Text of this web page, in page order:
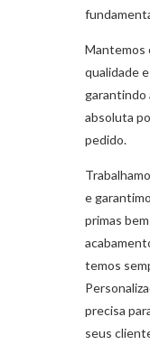
Mantemos
qualidade
garantindo
absoluta
pedido.
e
primas
temos
precisa
seus